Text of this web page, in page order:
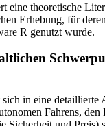
eine theoretische
Erhebung, für
R genutzt wurde.
in eine detaillierte
Fahrens, den